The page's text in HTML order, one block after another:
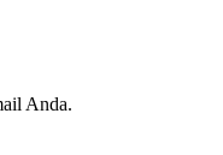
Anda.